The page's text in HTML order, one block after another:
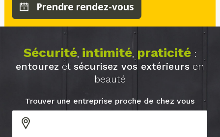
Prendre rendez-vous
Sécurité, intimité, praticité:
entourez et sécurisez vos extérieurs en
beauté
Trouver une entreprise proche de chez vous